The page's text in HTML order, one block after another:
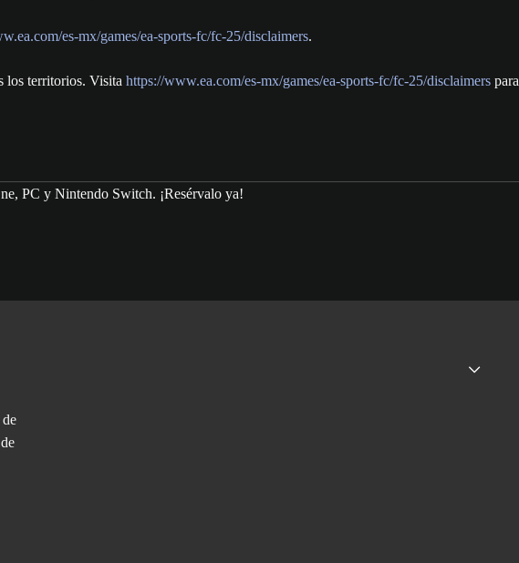
es-mx/games/ea-sports-fc/fc-25/disclaimers.
los territorios. Visita https://www.ea.com/es-mx/games/ea-sports-fc/fc-25/disclaimers para
PC y Nintendo Switch. ¡Resérvalo ya!